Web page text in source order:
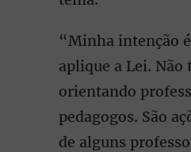
“Minha intenção
aplique a Lei.
orientando
pedagogos. São
de alguns